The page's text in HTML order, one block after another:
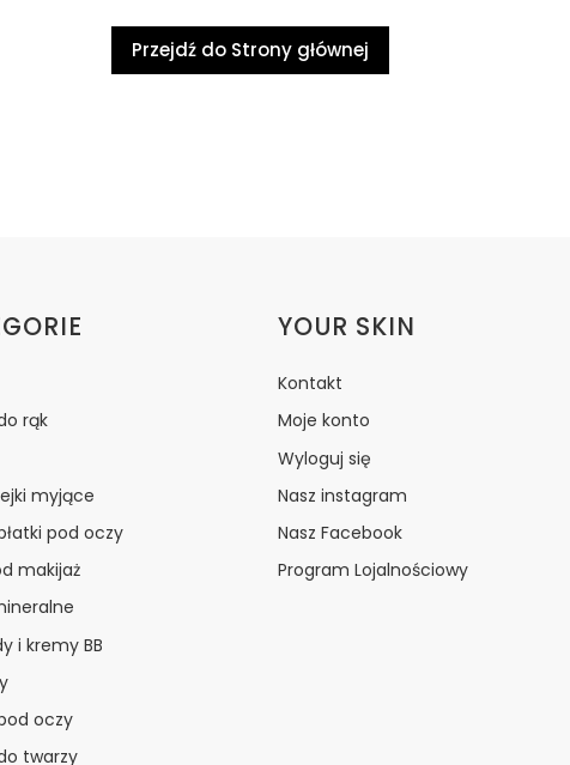
Przejdź do Strony głównej
stopce
rąk
myjące
pod oczy
makijaż
i kremy BB
oczy
twarzy
YOUR SKIN
Kontakt
Moje konto
Wyloguj się
Nasz instagram
Nasz Facebook
Program Lojalnościowy